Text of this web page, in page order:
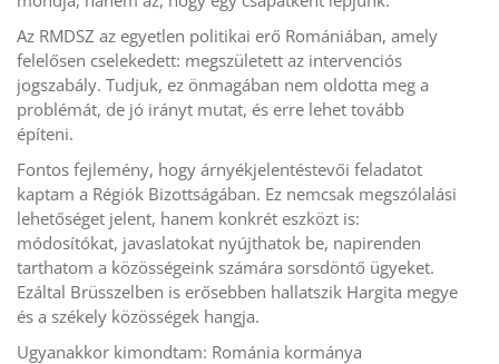
Az RMDSZ az egyetlen politikai erő Romániában, amely
felelősen cselekedett: megszületett az intervenciós
jogszabály. Tudjuk, ez önmagában nem oldotta meg a
problémát, de jó irányt mutat, és erre lehet tovább
építeni.
Fontos fejlemény, hogy árnyékjelentéstevői feladatot
kaptam a Régiók Bizottságában. Ez nemcsak megszólalási
lehetőséget jelent, hanem konkrét eszközt is:
módosítókat, javaslatokat nyújthatok be, napirenden
tarthatom a közösségeink számára sorsdöntő ügyeket.
Ezáltal Brüsszelben is erősebben hallatszik Hargita megye
és a székely közösségek hangja.
Ugyanakkor kimondtam: Románia kormánya